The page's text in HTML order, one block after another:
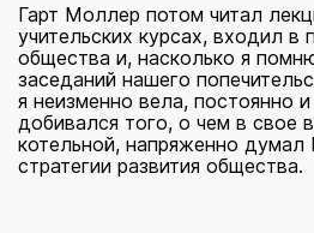
Гарт Моллер потом читал
учительских курсах, входил в
общества и, насколько я
заседаний нашего
я неизменно вела, постоянно
добивался того, о чем в свое
котельной, напряженно
стратегии развития общества.